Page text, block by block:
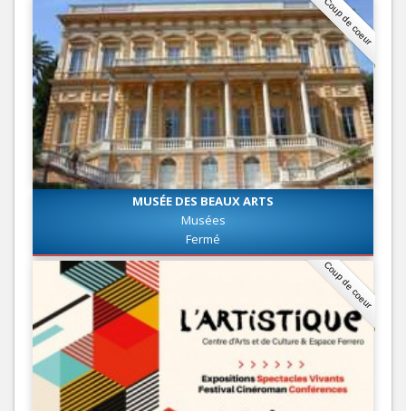
Coup de coeur
MUSÉE DES BEAUX ARTS
Musées
Fermé
Coup de coeur